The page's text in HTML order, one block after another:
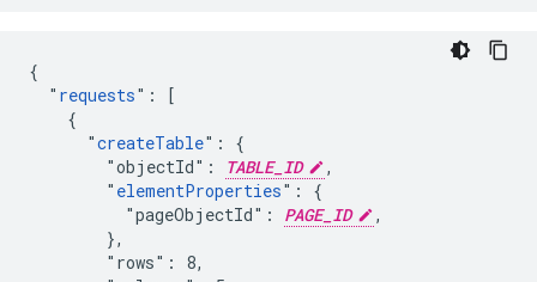
{
  "
requests": [
    {
      "
createTable": {
        "objectId":
TABLE_ID
,
        "
elementProperties": {
          "pageObjectId":
PAGE_ID
,
        },
        "rows": 8,